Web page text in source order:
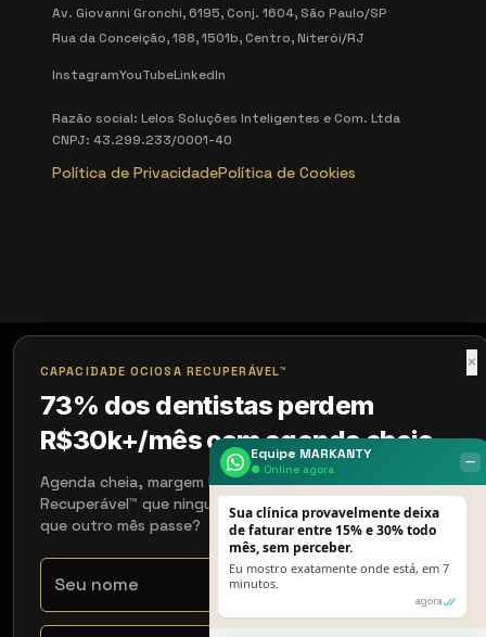
Av. Giovanni Gronchi, 6195, Conj. 1604, São Paulo/SP
Rua da Conceição, 188, 1501b, Centro, Niterói/RJ
InstagramYouTubeLinkedIn
Razão social: Lelos Soluções Inteligentes e Com. Ltda
CNPJ: 43.299.233/0001-40
Política de PrivacidadePolítica de Cookies
×
CAPACIDADE OCIOSA RECUPERÁVEL™
73% dos dentistas perdem
R$30k+/mês com agenda cheia
Agenda cheia, margem baixa: é Capacidade Ociosa
Recuperável™ que ninguém te mostrou. Vamos medir antes
que outro mês passe?
Equipe MARKANTY
● Online agora ‒
Sua clínica provavelmente deixa
de faturar entre 15% e 30% todo
mês, sem perceber.
Eu mostro exatamente onde está, em 7
minutos.
agora